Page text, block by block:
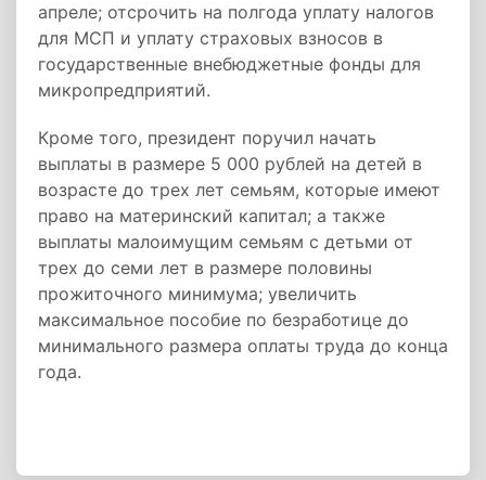
апреле; отсрочить на полгода уплату налогов
для МСП и уплату страховых взносов в
государственные внебюджетные фонды для
микропредприятий.
Кроме того, президент поручил начать
выплаты в размере 5 000 рублей на детей в
возрасте до трех лет семьям, которые имеют
право на материнский капитал; а также
выплаты малоимущим семьям с детьми от
трех до семи лет в размере половины
прожиточного минимума; увеличить
максимальное пособие по безработице до
минимального размера оплаты труда до конца
года.